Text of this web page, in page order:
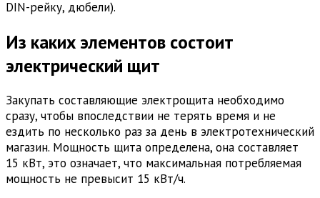
DIN-рейку, дюбели).
Из каких элементов состоит
электрический щит
Закупать составляющие электрощита необходимо
сразу, чтобы впоследствии не терять время и не
ездить по несколько раз за день в электротехнический
магазин. Мощность щита определена, она составляет
15 кВт, это означает, что максимальная потребляемая
мощность не превысит 15 кВт/ч.